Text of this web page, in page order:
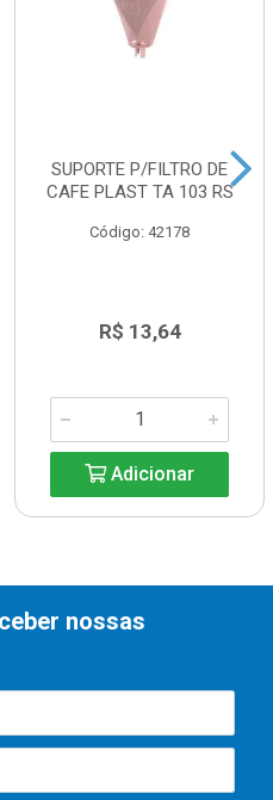
SUPORTE P/FILTRO DE
CAFE PLAST TA 103 RS
Código: 42178
R$ 13,64
Adicionar
nossas